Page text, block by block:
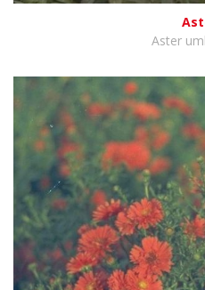
Aster